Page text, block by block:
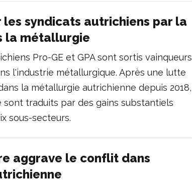
syndicats autrichiens par la
la métallurgie
Pro-GE et GPA sont sortis vainqueurs
l'industrie métallurgique. Après une lutte
la métallurgie autrichienne depuis 2018,
traduits par des gains substantiels
sous-secteurs.
aggrave le conflit dans